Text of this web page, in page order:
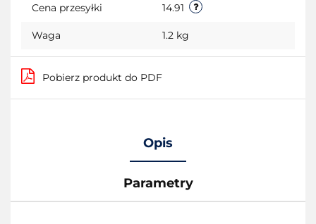
Cena przesyłki 14.91
Waga 1.2 kg
Pobierz produkt do PDF
Opis
Parametry